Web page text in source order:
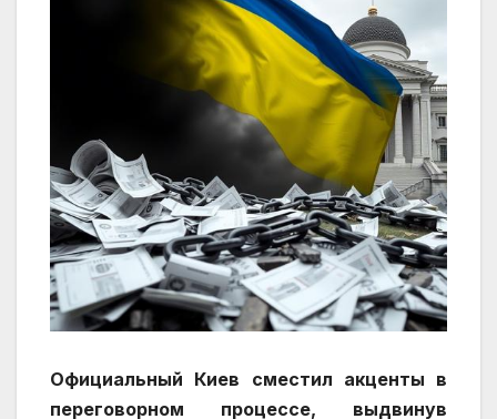
Официальный Киев сместил акценты в
переговорном процессе, выдвинув